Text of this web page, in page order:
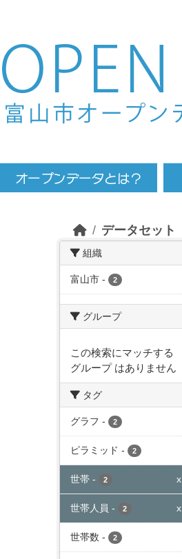
Skip to main content
データセット
組織
富山市 - 2
グループ
この検索にマッチする
グループ はありません
タグ
グラフ - 2
ピラミッド - 2
世帯 - 2 x
世帯人員 - 2 x
世帯数 - 2